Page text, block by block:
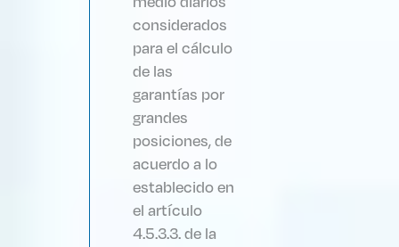
considerados
para el cálculo
de las
garantías por
grandes
posiciones, de
acuerdo a lo
establecido en
el artículo
4.5.3.3. de la